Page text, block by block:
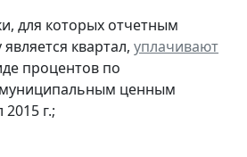
для которых отчетным
квартал, уплачивают
процентов по
ценным
г.;